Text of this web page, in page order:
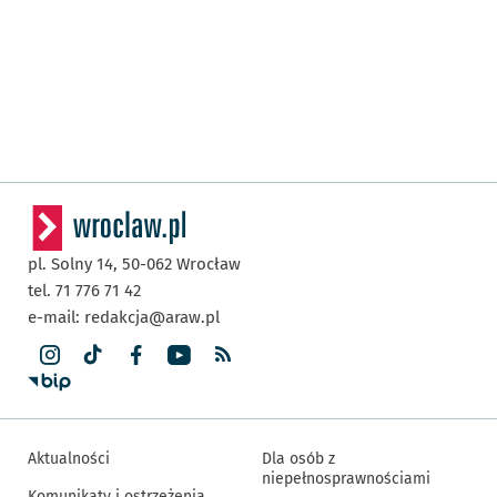
pl. Solny 14, 50-062 Wrocław
tel. 71 776 71 42
e-mail: redakcja@araw.pl
Aktualności
Dla osób z
niepełnosprawnościami